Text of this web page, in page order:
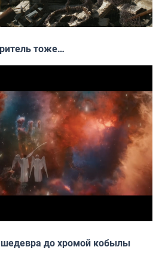
тоже…
шедевра до хромой кобылы